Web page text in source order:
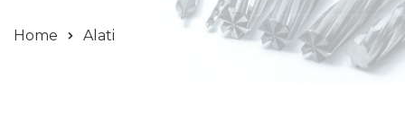
Home Alati